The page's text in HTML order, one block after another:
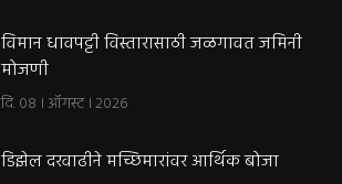
विमान धावपट्टी विस्तारासाठी जळगावत जमिनी
मोजणी
दि. 08 । ऑगस्ट । 2026
डिझेल दरवाढीने मच्छिमारांवर आर्थिक बोजा